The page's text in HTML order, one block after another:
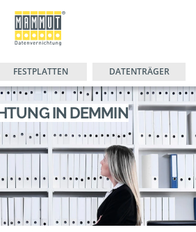
FESTPLATTEN DATENTRÄGER
IN DEMMIN